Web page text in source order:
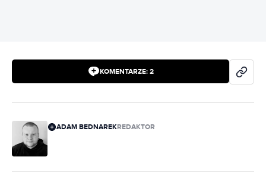
KOMENTARZE: 2
ADAM BEDNAREKREDAKTOR